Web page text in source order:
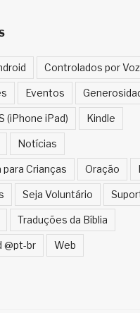
Controlados por Voz
Eventos
(iPhone iPad) Kindle
Notícias
para Crianças Oração
Seja Voluntário
Traduções da Bíblia
@pt-br Web